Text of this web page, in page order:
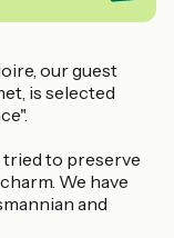
our guest
is selected
tried to preserve
We have
and